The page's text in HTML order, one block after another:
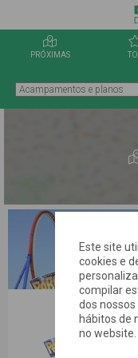
PRÓXIMAS
Este site
cookies e
compilar
dos
hábitos de
no website.